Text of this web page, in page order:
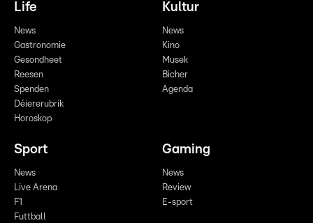
Life
News
Gastronomie
Gesondheet
Reesen
Spenden
Déiererubrik
Horoskop
Kultur
News
Kino
Musek
Bicher
Agenda
Sport
News
Live Arena
F1
Futtball
Gaming
News
Review
E-sport